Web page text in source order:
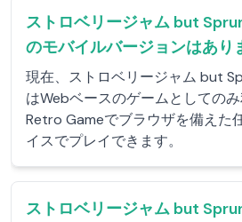
ストロベリージャム but
のモバイルバージョンはあり
現在、ストロベリージャム but
はWebベースのゲームとしてのみ
Retro Gameでブラウザを備えた
イスでプレイできます。
ストロベリージャム but